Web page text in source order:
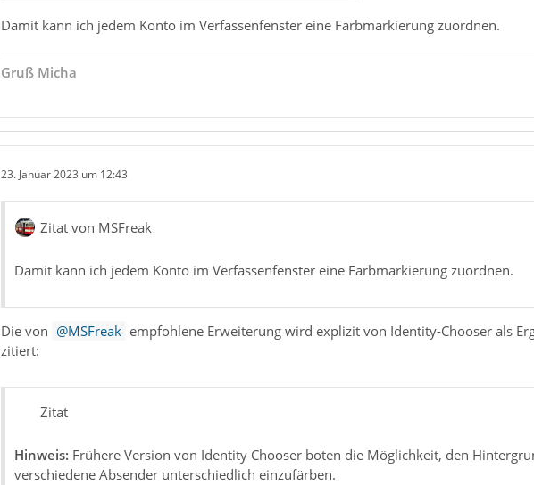
Damit kann ich jedem Konto im Verfassenfenster eine Farbmarkierung zuordnen.
Gruß Micha
23. Januar 2023 um 12:43
Zitat von MSFreak
Damit kann ich jedem Konto im Verfassenfenster eine Farbmarkierung zuordnen.
Die von MSFreak empfohlene Erweiterung wird explizit von Identity-Chooser als
zitiert:
Zitat
Hinweis: Frühere Version von Identity Chooser boten die Möglichkeit, den
verschiedene Absender unterschiedlich einzufärben.